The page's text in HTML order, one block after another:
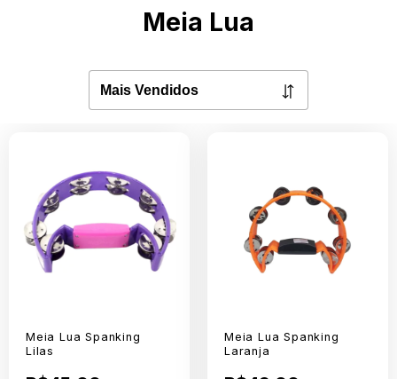
Meia Lua
Meia Lua Spanking
Lilas
Meia Lua Spanking
Laranja